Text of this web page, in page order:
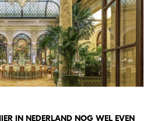
IN NEDERLAND NOG WEL EVEN